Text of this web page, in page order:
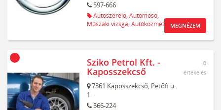
597-666
Autószerelő, Autómosó,
Műszaki vizsga, AutókozmetikaMEGNÉZEM
Sziko Petrol Kft. -
Kaposszekcső
7361 Kaposszekcső, Petőfi u.
1.
566-224
0
értékelés